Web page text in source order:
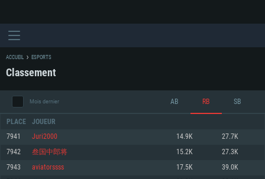
CONFIGURATION SYSTÈME REQUISE
ACCUEIL ESPORTS
Classement
Mois dernier AB RB SB
PLACE JOUEUR
7941 Juri2000 14.9K 27.7K
7942 叁国中郎将 15.2K 27.3K
7943 aviatorssss 17.5K 39.0K